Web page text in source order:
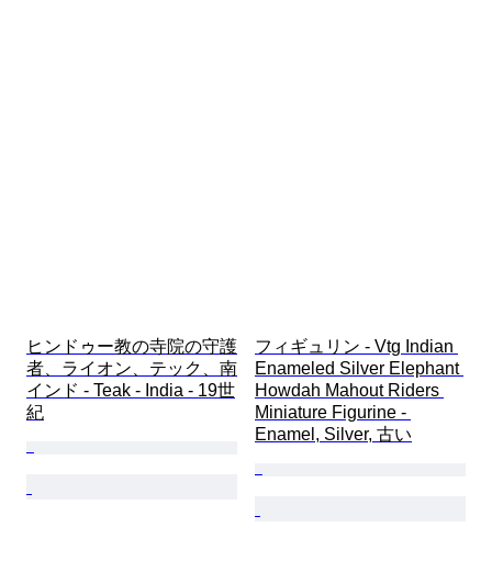
ヒンドゥー教の寺院の守護
者、ライオン、テック、南
インド - Teak - India - 19世
紀
フィギュリン - Vtg Indian
Enameled Silver Elephant
Howdah Mahout Riders
Miniature Figurine -
Enamel, Silver, 古い